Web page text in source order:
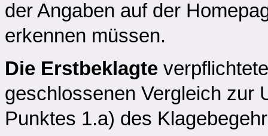
der Angaben auf der
erkennen müssen.
Die Erstbeklagte
geschlossenen Vergleich zur
Punktes 1.a) des